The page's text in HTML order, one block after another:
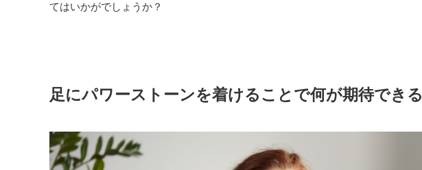
てはいかがでしょうか？
足にパワーストーンを着けることで何が期待でき